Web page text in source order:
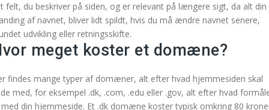
felt, du beskriver på siden, og er relevant på længere sigt, da alt din
af navnet, bliver lidt spildt, hvis du må ændre navnet senere,
udvikling eller retningsskifte.
meget koster et domæne?
findes mange typer af domæner, alt efter hvad hjemmesiden skal
med, for eksempel .dk, .com, .edu eller .gov, alt efter hvad
din hjemmeside. Et .dk domæne koster typisk omkring 80